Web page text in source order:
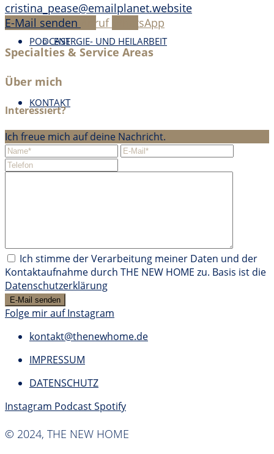
ENERGIE- UND HEILARBEIT
PODCAST
KONTAKT
cristina_pease@emailplanet.website
E-Mail senden
Anruf
WhatsApp
Specialties & Service Areas
Über mich
Interessiert?
Ich freue mich auf deine Nachricht.
Ich stimme der Verarbeitung meiner Daten und der
Kontaktaufnahme durch THE NEW HOME zu. Basis ist die
Datenschutzerklärung
Folge mir auf Instagram
kontakt@thenewhome.de
IMPRESSUM
DATENSCHUTZ
Instagram PodcastSpotify
© 2024, THE NEW HOME